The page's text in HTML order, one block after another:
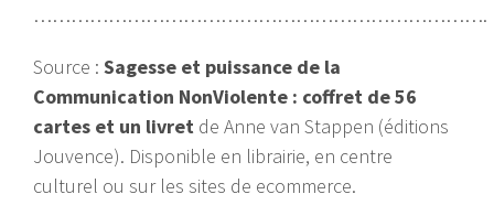
……………………………………………………………….
Source : Sagesse et puissance de la
Communication NonViolente : coffret de 56
cartes et un livret de Anne van Stappen (éditions
Jouvence). Disponible en librairie, en centre
culturel ou sur les sites de ecommerce.